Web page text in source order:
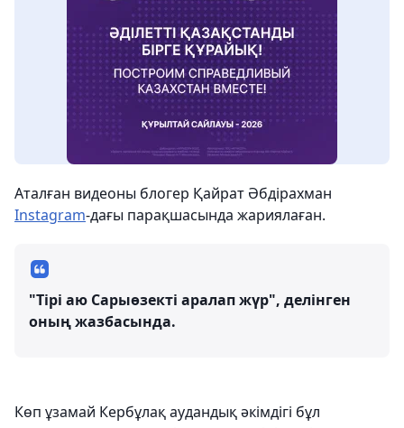
Аталған видеоны блогер Қайрат Әбдірахман
Instagram-дағы парақшасында жариялаған.
"Тірі аю Сарыөзекті аралап жүр", делінген
оның жазбасында.
Көп ұзамай Кербұлақ аудандық әкімдігі бұл